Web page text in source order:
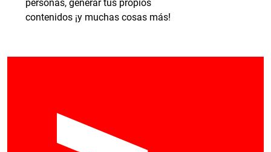
personas, generar tus propios
contenidos ¡y muchas cosas más!